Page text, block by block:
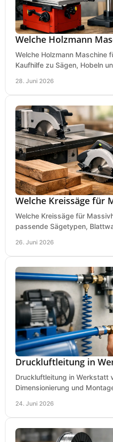
Welche Holzmann
Welche Holzmann Maschine
Kaufhilfe zu Sägen, Hobeln
28. Juni 2026
Welche Kreissäge für
Welche Kreissäge für
passende Sägetypen,
26. Juni 2026
Druckluftleitung in
Druckluftleitung in Werkstatt
Dimensionierung und
24. Juni 2026